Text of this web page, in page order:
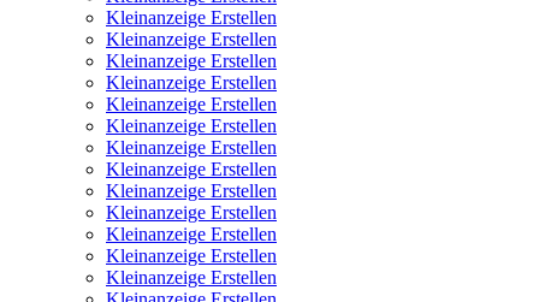
Kleinanzeige Erstellen
Kleinanzeige Erstellen
Kleinanzeige Erstellen
Kleinanzeige Erstellen
Kleinanzeige Erstellen
Kleinanzeige Erstellen
Kleinanzeige Erstellen
Kleinanzeige Erstellen
Kleinanzeige Erstellen
Kleinanzeige Erstellen
Kleinanzeige Erstellen
Kleinanzeige Erstellen
Kleinanzeige Erstellen